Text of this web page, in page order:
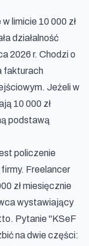
limicie 10 000 zł
działalność
2026 r. Chodzi o
fakturach
Jeżeli w
10 000 zł
podstawą
policzenie
Freelancer
zł miesięcznie
wystawiający
Pytanie "KSeF
na dwie części: